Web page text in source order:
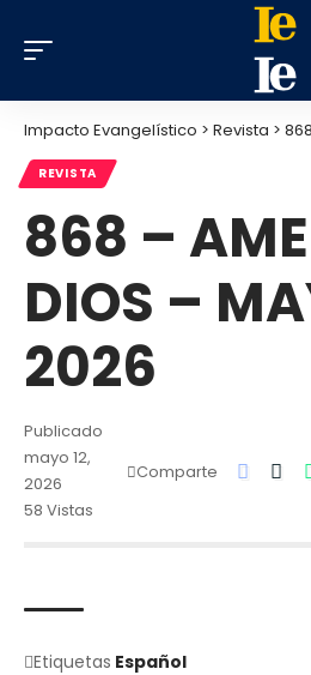
Impacto Evangelístico > Revista > 868
REVISTA
868 –
DIOS –
2026
Publicado
mayo 12,
2026
58 Vistas
Comparte
Etiquetas Español